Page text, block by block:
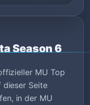
Season 6
MU Top
dieser Seite
in der MU